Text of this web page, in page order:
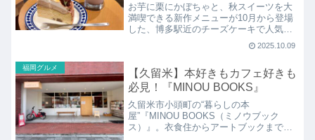
お芋に栗にかぼちゃと、秋スイーツを大
満喫できる新作メニューが10月から登場
した、博多駅近のチーズケーキで人気の
2025.10.09
福岡グルメ
【久留米】本好きもカフェ好きも
必見！『MINOU BOOKS』
久留米市小頭町の“暮らしの本
屋”『MINOU BOOKS（ミノウブック
ス）』。衣食住からアートブックまで、